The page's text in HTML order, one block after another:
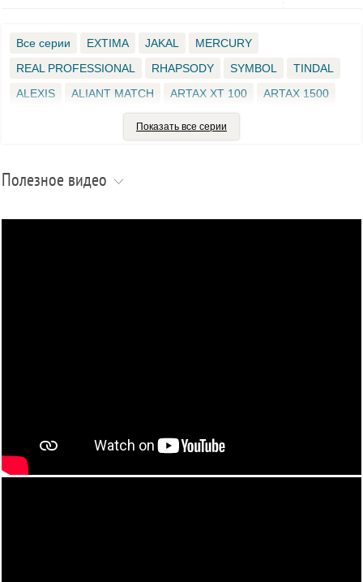
Все серии EXTIMA JAKAL
MERCURY
REAL PROFESSIONAL
RHAPSODY SYMBOL
TINDAL
ALEXIS
ALIANT MATCH ARTAX ХT 100
ARTAX 1500
DEXTER MATCH
EMBLEMA
NITRUS
POLAR MATCH PRO ENERGY
RACE 20
Показать все серии
Полезное видео